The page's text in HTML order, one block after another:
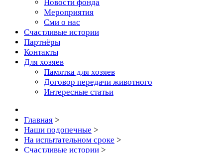
Новости фонда
Мероприятия
Сми о нас
Счастливые истории
Партнёры
Контакты
Для хозяев
Памятка для хозяев
Договор передачи животного
Интересные статьи
Главная >
Наши подопечные >
На испытательном сроке >
Счастливые истории >